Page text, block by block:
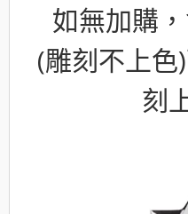
如無加購
(雕刻不上色
刻